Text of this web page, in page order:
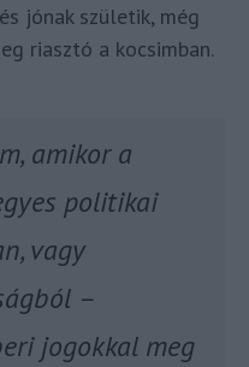
jónak születik, még
riasztó a kocsimban.
amikor a
politikai
vagy
–
jogokkal meg